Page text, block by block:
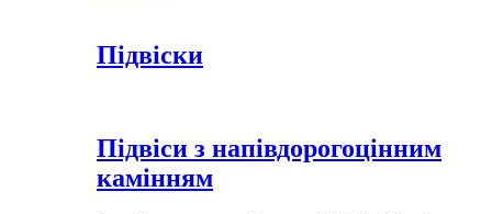
Підвіски
Підвіси з напівдорогоцінним
камінням